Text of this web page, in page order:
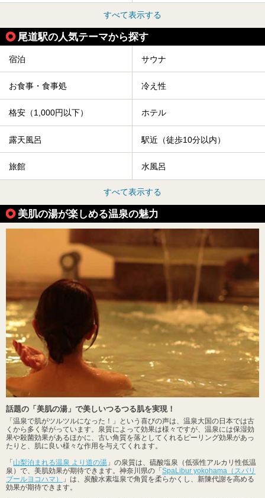
すべて表示する
尾道駅の人気テーマから探す
宿泊 サウナ
お食事・食事処 冷え性
格安（1,000円以下） ホテル
露天風呂 駅近（徒歩10分以内）
旅館 水風呂
すべて表示する
美肌の湯が楽しめる温泉の魅力
話題の「美肌の湯」で美しいつるつる肌を実現！
「温泉で肌がツルツルになった！」という喜びの声は、温泉大国の日本では古
くから多く挙がっています。泉質によって効果は様々ですが、温泉には保湿効
果や殺菌効果があるほかに、古い角質を落としてくれるピーリング効果があっ
たりと、肌に良い様々な作用を与えてくれます。
「山梨泊まれる温泉 より道の湯 」の泉質は、硫酸塩泉（低張性アルカリ性低温
泉）で、美肌効果が期待できます。神奈川県の「SpaLibur yokohama（スパリ
ブールヨコハマ）
」は、炭酸水素塩泉で角質を柔らかくし、新陳代謝を高める
効果が期待できます。